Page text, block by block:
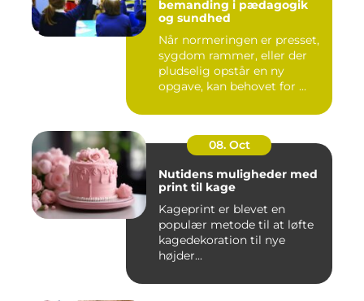
bemanding i pædagogik
og sundhed
Når normeringen er presset,
sygdom rammer, eller der
pludselig opstår en ny
opgave, kan behovet for ...
08. Oct
Nutidens muligheder med
print til kage
Kageprint er blevet en
populær metode til at løfte
kagedekoration til nye
højder...